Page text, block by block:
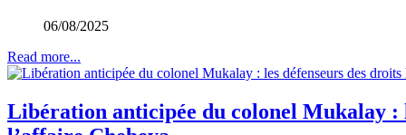
06/08/2025
Read more...
Libération anticipée du colonel Mukalay :